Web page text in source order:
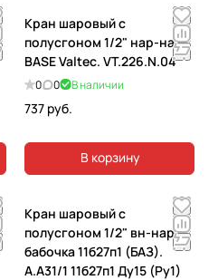
Кран шаровый с
полусгоном 1/2" нар-нар
BASE Valtec. VT.226.N.04
0 0 В наличии
737 руб.
В корзину
Кран шаровый с
полусгоном 1/2" вн-нар
бабочка 11б27п1 (БАЗ).
А.А31/1 11б27п1 Ду15 (Ру1)